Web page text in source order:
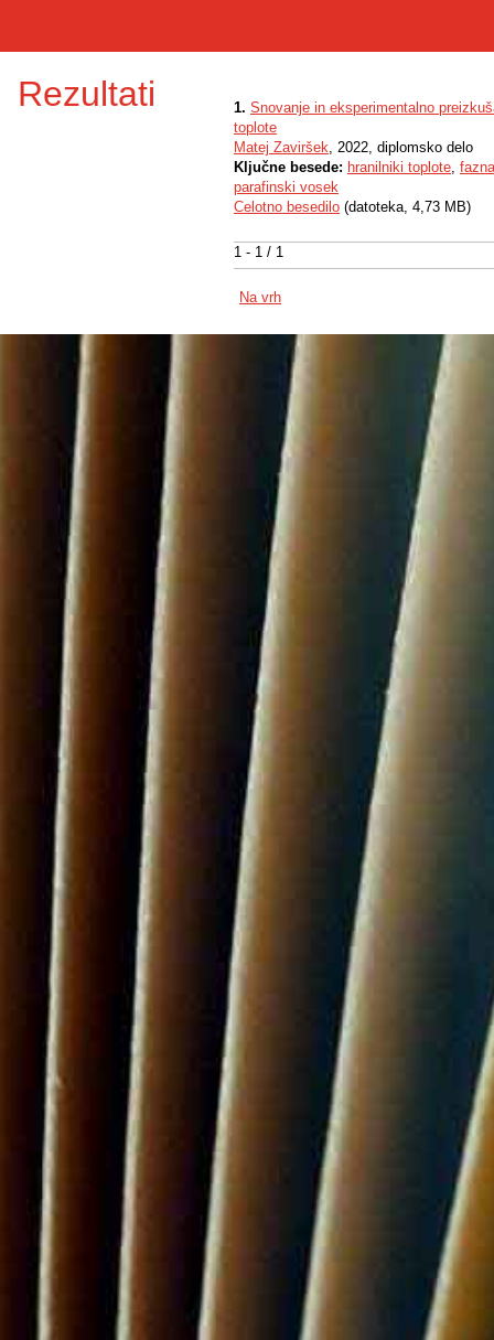
Rezultati
1 - 1 / 1
1. Snovanje in eksperimentalno
toplote
Matej Zaviršek, 2022, diplomsko delo
Ključne besede: hranilniki toplote,
parafinski vosek
Celotno besedilo (datoteka, 4,73 MB)
Na vrh